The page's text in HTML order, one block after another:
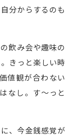
分からするのも
飲み会や趣味の
きっと楽しい時
値観が合わない
なし。す〜っと
、今金銭感覚が